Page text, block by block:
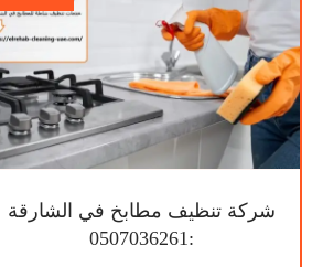
شركة تنظيف مطابخ في الشارقة
:0507036261